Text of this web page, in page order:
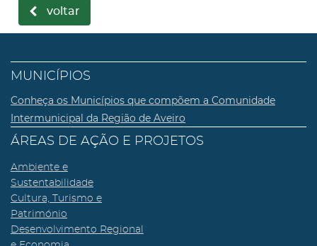
voltar
MUNICÍPIOS
Conheça os Municípios que compõem a Comunidade
Intermunicipal da Região de Aveiro
ÁREAS DE AÇÃO E PROJETOS
Ambiente e
Sustentabilidade
Cultura, Turismo e
Património
Desenvolvimento Regional